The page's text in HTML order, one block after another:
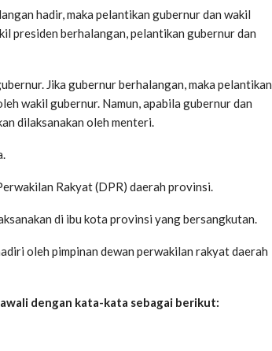
hadir, maka pelantikan gubernur dan wakil
presiden berhalangan, pelantikan gubernur dan
Jika gubernur berhalangan, maka pelantikan
wakil gubernur. Namun, apabila gubernur dan
dilaksanakan oleh menteri.
Rakyat (DPR) daerah provinsi.
di ibu kota provinsi yang bersangkutan.
oleh pimpinan dewan perwakilan rakyat daerah
dengan kata-kata sebagai berikut: